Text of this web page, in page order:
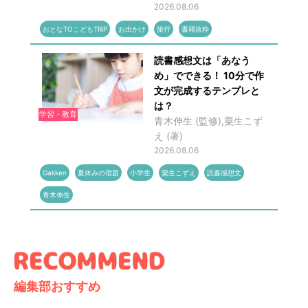
2026.08.06
おとなTOこどもTRiP お出かけ 旅行 書籍抜粋
学習・教育
読書感想文は「あなう
め」でできる！ 10分で作
文が完成するテンプレと
は？
青木伸生 (監修),粟生こず
え (著)
2026.08.06
Gakken 夏休みの宿題 小学生 粟生こずえ 読書感想文
青木伸生
編集部おすすめ